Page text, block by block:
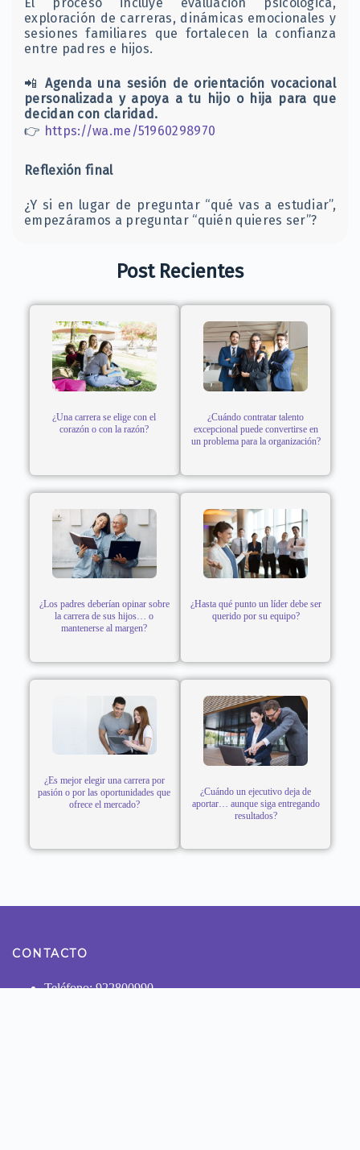
exploración de carreras, dinámicas emocionales y
sesiones familiares que fortalecen la confianza
entre padres e hijos.
📲Agenda una sesión de orientación vocacional
personalizada y apoya a tu hijo o hija para que
decidan con claridad.
👉 https://wa.me/51960298970
Reflexión final
¿Y si en lugar de preguntar “qué vas a estudiar”,
empezáramos a preguntar “quién quieres ser”?
Post Recientes
¿Una carrera se elige con el
corazón o con la razón?
¿Cuándo contratar talento
excepcional puede convertirse en
un problema para la organización?
¿Los padres deberían opinar sobre
la carrera de sus hijos… o
mantenerse al margen?
¿Hasta qué punto un líder debe ser
querido por su equipo?
¿Es mejor elegir una carrera por
pasión o por las oportunidades que
ofrece el mercado?
¿Cuándo un ejecutivo deja de
aportar… aunque siga entregando
resultados?
CONTACTO
Teléfono: 922800990